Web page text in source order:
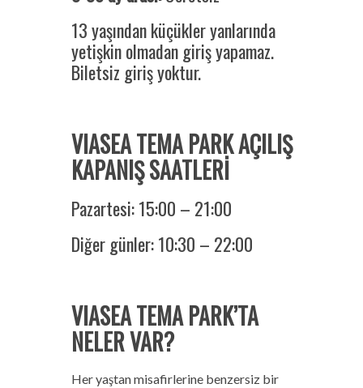
13 yaşından küçükler yanlarında
yetişkin olmadan giriş yapamaz.
Biletsiz giriş yoktur.
VIASEA TEMA PARK AÇILIŞ
KAPANIŞ SAATLERİ
Pazartesi: 15:00 – 21:00
Diğer günler: 10:30 – 22:00
VIASEA TEMA PARK’TA
NELER VAR?
Her yaştan misafirlerine benzersiz bir